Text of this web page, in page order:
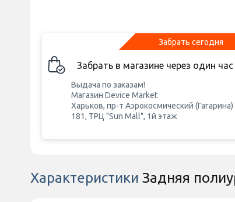
Забрать сегодня
Забрать в магазине через один час
Выдача по заказам!
Магазин Device Market
Харьков, пр-т Аэрокосмический (Гагарина)
181, ТРЦ "Sun Mall", 1й этаж
Характеристики Задняя